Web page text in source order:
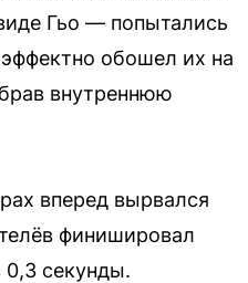
Гьо — попытались
обошел их на
внутреннюю
вперед вырвался
финишировал
0,3 секунды.